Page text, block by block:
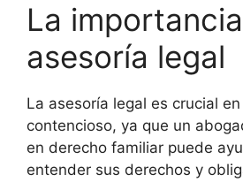
La
asesoría legal
La asesoría legal es crucial
contencioso, ya que un
en derecho familiar puede
entender sus derechos y